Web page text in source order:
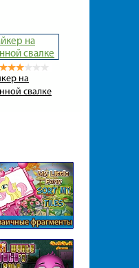
на
свалке
фрагменты